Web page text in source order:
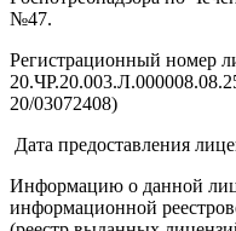
№47.
Регистрационный номер
20/03072408)
Дата предоставления
Информацию о данной
информационной